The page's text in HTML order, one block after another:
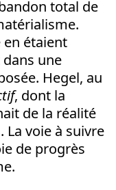
total de
en étaient
une
Hegel, au
, dont la
de la réalité
La voie à suivre
de progrès